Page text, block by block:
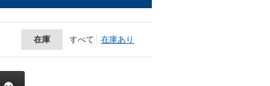
在庫 すべて 在庫あり